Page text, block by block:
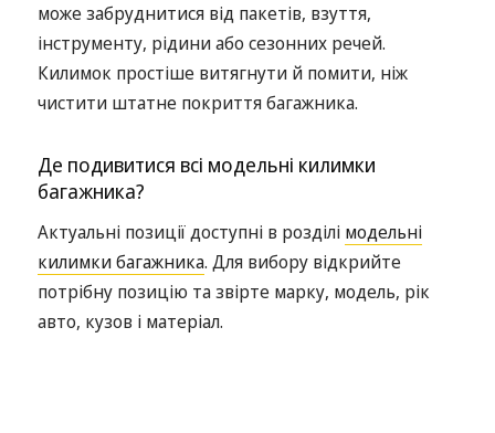
може забруднитися від пакетів, взуття,
інструменту, рідини або сезонних речей.
Килимок простіше витягнути й помити, ніж
чистити штатне покриття багажника.
Де подивитися всі модельні килимки
багажника?
Актуальні позиції доступні в розділі модельні
килимки багажника. Для вибору відкрийте
потрібну позицію та звірте марку, модель, рік
авто, кузов і матеріал.